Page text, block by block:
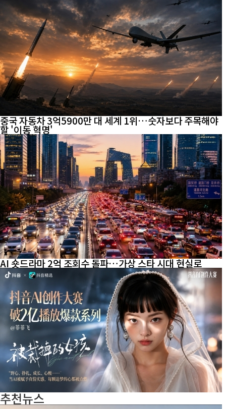
중국 자동차 3억5900만 대 세계 1위…숫자보다 주목해야
할 '이동 혁명'
AI 숏드라마 2억 조회수 돌파…가상 스타 시대 현실로
추천뉴스